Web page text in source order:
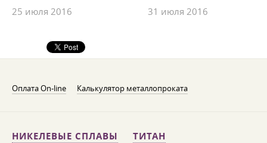
25 июля 2016 31 июля 2016
Оплата On-line Калькулятор металлопроката
НИКЕЛЕВЫЕ СПЛАВЫ ТИТАН